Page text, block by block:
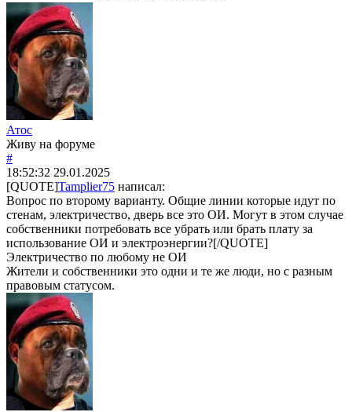
Атос
Живу на форуме
#
18:52:32 29.01.2025
[QUOTE]Tamplier75 написал:
Вопрос по второму варианту. Общие линии которые идут по
стенам, электричество, дверь все это ОИ. Могут в этом случае
собственники потребовать все убрать или брать плату за
использование ОИ и электроэнергии?[/QUOTE]
Электричество по любому не ОИ
Жители и собственники это одни и те же люди, но с разным
правовым статусом.